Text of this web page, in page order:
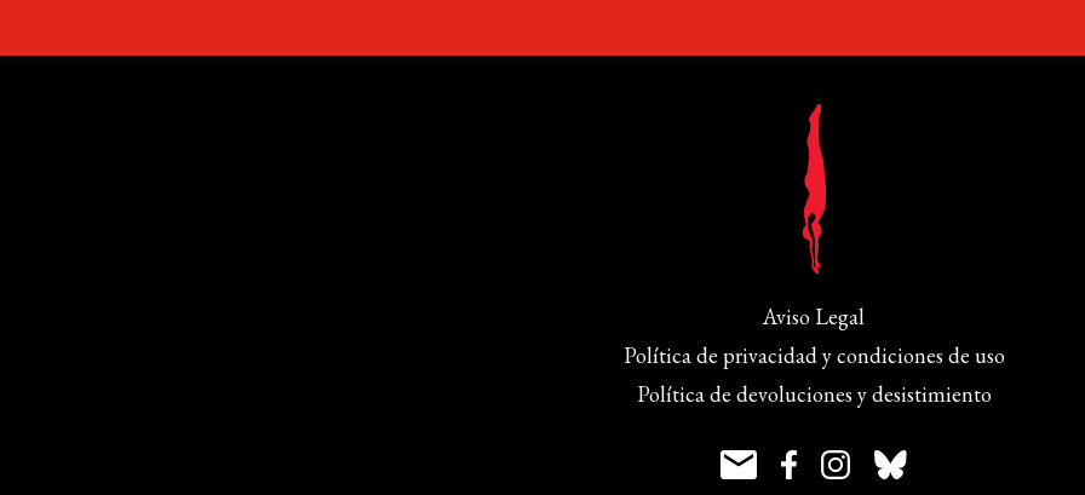
Aviso Legal
Política de privacidad y condiciones de uso
Política de devoluciones y desistimiento